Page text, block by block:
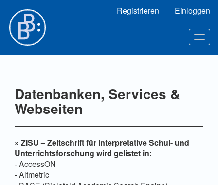
Hauptinhalt
Sidebar
Registrieren Einloggen
Datenbanken, Services &
Webseiten
» ZISU – Zeitschrift für interpretative Schul- und
Unterrichtsforschung wird gelistet in:
- AccessON
- Altmetric